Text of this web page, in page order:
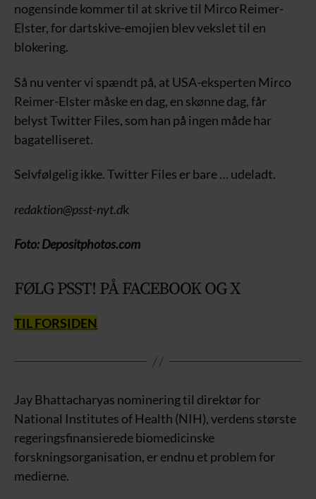
nogensinde kommer til at skrive til Mirco Reimer-
Elster, for dartskive-emojien blev vekslet til en
blokering.
Så nu venter vi spændt på, at USA-eksperten Mirco
Reimer-Elster måske en dag, en skønne dag, får
belyst Twitter Files, som han på ingen måde har
bagatelliseret.
Selvfølgelig ikke. Twitter Files er bare … udeladt.
redaktion@psst-nyt.dk
Foto: Depositphotos.com
FØLG PSST! PÅ FACEBOOK OG X
TIL FORSIDEN
Jay Bhattacharyas nominering til direktør for
National Institutes of Health (NIH), verdens største
regeringsfinansierede biomedicinske
forskningsorganisation, er endnu et problem for
medierne.